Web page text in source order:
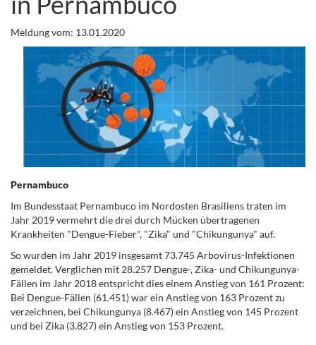
Meldung vom: 13.01.2020
Pernambuco
Im Bundesstaat Pernambuco im Nordosten Brasiliens traten im
Jahr 2019 vermehrt die drei durch Mücken übertragenen
Krankheiten "Dengue-Fieber", "Zika" und "Chikungunya" auf.
So wurden im Jahr 2019 insgesamt 73.745 Arbovirus-Infektionen
gemeldet. Verglichen mit 28.257 Dengue-, Zika- und Chikungunya-
Fällen im Jahr 2018 entspricht dies einem Anstieg von 161 Prozent:
Bei Dengue-Fällen (61.451) war ein Anstieg von 163 Prozent zu
verzeichnen, bei Chikungunya (8.467) ein Anstieg von 145 Prozent
und bei Zika (3.827) ein Anstieg von 153 Prozent.